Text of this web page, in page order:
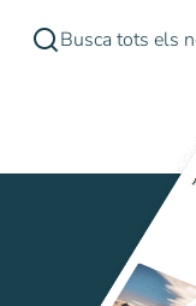
Busca tots els